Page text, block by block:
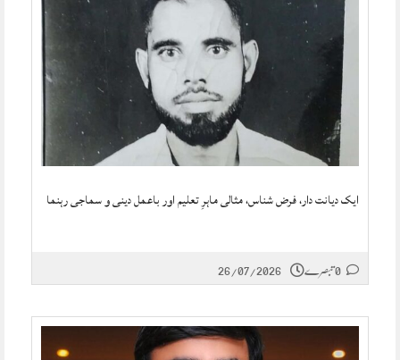
ایک دیانت دار، فرض شناس، مثالی ماہرِ تعلیم اور باعمل دینی و سماجی رہنما
26/07/2026